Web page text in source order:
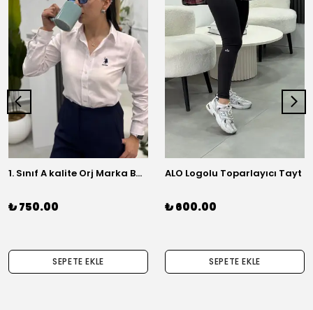
1. Sınıf A kalite Orj Marka Basic Gömlek
₺ 750.00
SEPETE EKLE
ALO Logolu Toparlayıcı Tayt
₺ 600.00
SEPETE EKLE